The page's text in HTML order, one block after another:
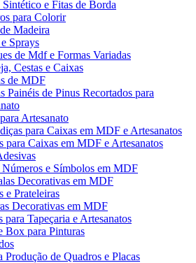
e Fitas de Borda
para Colorir
Madeira
Sprays
de Mdf e Formas Variadas
Cestas e Caixas
de MDF
Painéis de Pinus Recortados para
Artesanato
para Caixas em MDF e Artesanatos
para Caixas em MDF e Artesanatos
Números e Símbolos em MDF
Decorativas em MDF
e Prateleiras
Decorativas em MDF
para Tapeçaria e Artesanatos
Box para Pinturas
Produção de Quadros e Placas